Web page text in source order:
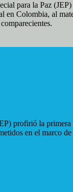
para la Paz
en Colombia, al
profirió la
en el marco